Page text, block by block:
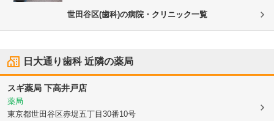
世田谷区(歯科)の病院・クリニック一覧
日大通り歯科近隣の薬局
スギ薬局 下高井戸店
薬局
東京都世田谷区赤堤五丁目30番10号